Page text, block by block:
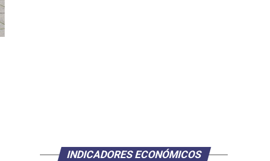
INDICADORES ECONÓMICOS